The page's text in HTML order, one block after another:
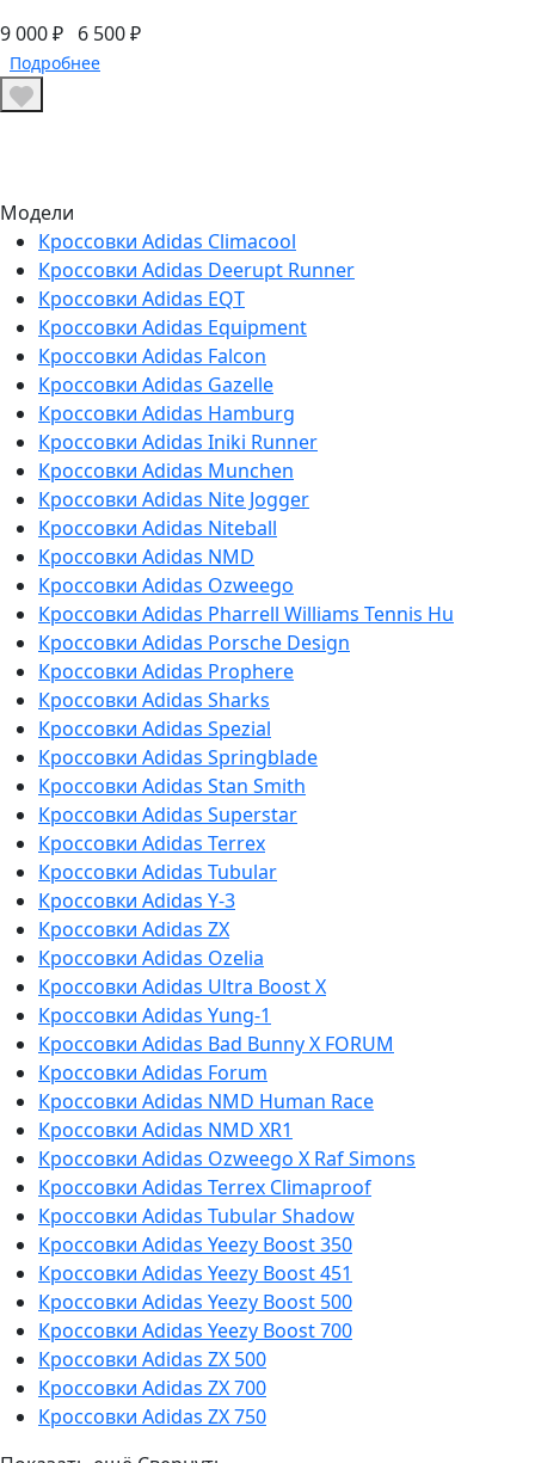
9 000 ₽ 6 500 ₽
Подробнее
Модели
Кроссовки Adidas Climacool
Кроссовки Adidas Deerupt Runner
Кроссовки Adidas EQT
Кроссовки Adidas Equipment
Кроссовки Adidas Falcon
Кроссовки Adidas Gazelle
Кроссовки Adidas Hamburg
Кроссовки Adidas Iniki Runner
Кроссовки Adidas Munchen
Кроссовки Adidas Nite Jogger
Кроссовки Adidas Niteball
Кроссовки Adidas NMD
Кроссовки Adidas Ozweego
Кроссовки Adidas Pharrell Williams Tennis Hu
Кроссовки Adidas Porsche Design
Кроссовки Adidas Prophere
Кроссовки Adidas Sharks
Кроссовки Adidas Spezial
Кроссовки Adidas Springblade
Кроссовки Adidas Stan Smith
Кроссовки Adidas Superstar
Кроссовки Adidas Terrex
Кроссовки Adidas Tubular
Кроссовки Adidas Y-3
Кроссовки Adidas ZX
Кроссовки Adidas Ozelia
Кроссовки Adidas Ultra Boost X
Кроссовки Adidas Yung-1
Кроссовки Adidas Bad Bunny X FORUM
Кроссовки Adidas Forum
Кроссовки Adidas NMD Human Race
Кроссовки Adidas NMD XR1
Кроссовки Adidas Ozweego Х Raf Simons
Кроссовки Adidas Terrex Climaproof
Кроссовки Adidas Tubular Shadow
Кроссовки Adidas Yeezy Boost 350
Кроссовки Adidas Yeezy Boost 451
Кроссовки Adidas Yeezy Boost 500
Кроссовки Adidas Yeezy Boost 700
Кроссовки Adidas ZX 500
Кроссовки Adidas ZX 700
Кроссовки Adidas ZX 750